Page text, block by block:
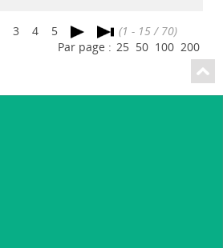
3 4 5
(1 - 15 / 70)
Par page : 25 50 100 200